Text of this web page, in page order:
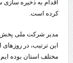
گذشت
کرده است.
مدیر شرکت ملی پخش
این ترتیب، در
مختلف استان بوده